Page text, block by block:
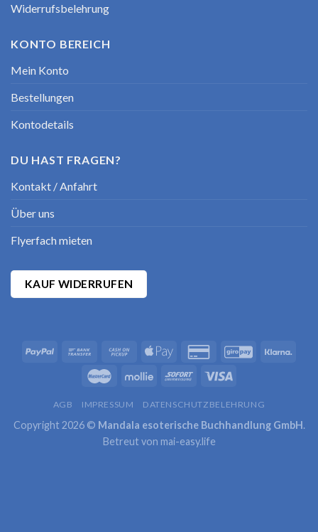
Widerrufsbelehrung
KONTO BEREICH
Mein Konto
Bestellungen
Kontodetails
DU HAST FRAGEN?
Kontakt / Anfahrt
Über uns
Flyerfach mieten
KAUF WIDERRUFEN
AGB IMPRESSUM DATENSCHUTZBELEHRUNG
Copyright 2026 © Mandala esoterische Buchhandlung GmbH.
Betreut von mai-easy.life